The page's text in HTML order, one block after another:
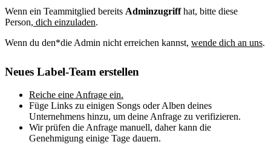
Wenn ein Teammitglied bereits Adminzugriffhat, bitte diese
Person, dich einzuladen.
Wenn du den*die Admin nicht erreichen kannst, wende dich an uns.
Neues Label-Team erstellen
Reiche eine Anfrage ein.
Füge Links zu einigen Songs oder Alben deines
Unternehmens hinzu, um deine Anfrage zu verifizieren.
Wir prüfen die Anfrage manuell, daher kann die
Genehmigung einige Tage dauern.